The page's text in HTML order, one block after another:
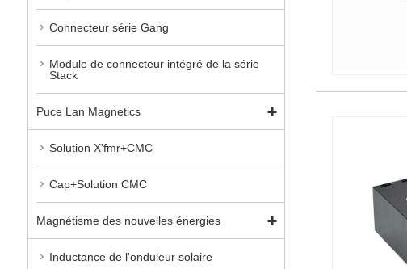
Connecteur série Gang
Module de connecteur intégré de la série
Stack
Puce Lan Magnetics
Solution X'fmr+CMC
Cap+Solution CMC
Magnétisme des nouvelles énergies
Inductance de l'onduleur solaire